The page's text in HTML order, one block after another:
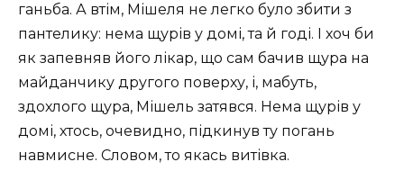
ганьба. А втім, Мішеля не легко було збити з
пантелику: нема щурів у домі, та й годі. І хоч би
як запевняв його лікар, що сам бачив щура на
майданчику другого поверху, і, мабуть,
здохлого щура, Мішель затявся. Нема щурів у
домі, хтось, очевидно, підкинув ту погань
навмисне. Словом, то якась витівка.